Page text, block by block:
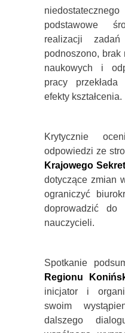
podstawowe
realizacji
podnoszono, brak
naukowych i
pracy
efekty kształcenia.
Krytycznie
odpowiedzi ze
Krajowego
dotyczące zmian
ograniczyć
doprowadzić do
nauczycieli.
Spotkanie
Regionu
inicjator i
swoim
dalszego